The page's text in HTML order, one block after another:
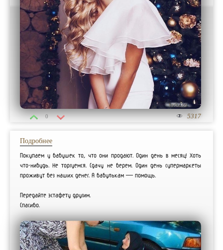
5317
0
Подробнее
Покупаем у бабушек то, что они продают. Один день в месяц! Хоть
что-нибудь. Не торгуемся. Сдачу не берем. Один день супермаркеты
проживут без наших денег. А бабулькам — помощь.
Передайте эстафету другим.
Спасибо.